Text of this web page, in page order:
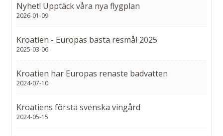
Nyhet! Upptäck våra nya flygplan
2026-01-09
Kroatien - Europas bästa resmål 2025
2025-03-06
Kroatien har Europas renaste badvatten
2024-07-10
Kroatiens första svenska vingård
2024-05-15